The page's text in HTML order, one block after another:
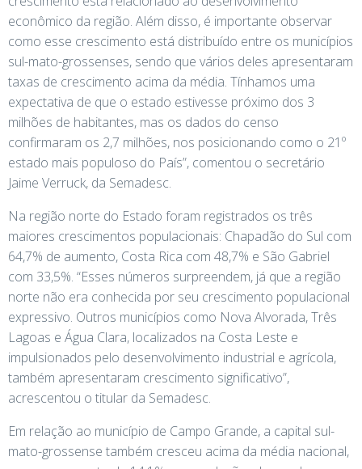
econômico da região. Além disso, é importante observar
como esse crescimento está distribuído entre os municípios
sul-mato-grossenses, sendo que vários deles apresentaram
taxas de crescimento acima da média. Tínhamos uma
expectativa de que o estado estivesse próximo dos 3
milhões de habitantes, mas os dados do censo
confirmaram os 2,7 milhões, nos posicionando como o 21º
estado mais populoso do País”, comentou o secretário
Jaime Verruck, da Semadesc.
Na região norte do Estado foram registrados os três
maiores crescimentos populacionais: Chapadão do Sul com
64,7% de aumento, Costa Rica com 48,7% e São Gabriel
com 33,5%. “Esses números surpreendem, já que a região
norte não era conhecida por seu crescimento populacional
expressivo. Outros municípios como Nova Alvorada, Três
Lagoas e Água Clara, localizados na Costa Leste e
impulsionados pelo desenvolvimento industrial e agrícola,
também apresentaram crescimento significativo”,
acrescentou o titular da Semadesc.
Em relação ao município de Campo Grande, a capital sul-
mato-grossense também cresceu acima da média nacional,